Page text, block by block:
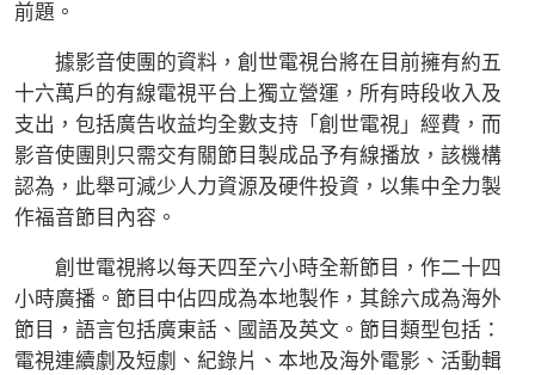
前題。
據影音使團的資料，創世電視台將在目前擁有約五
十六萬戶的有線電視平台上獨立營運，所有時段收入及
支出，包括廣告收益均全數支持「創世電視」經費，而
影音使團則只需交有關節目製成品予有線播放，該機構
認為，此舉可減少人力資源及硬件投資，以集中全力製
作福音節目內容。
創世電視將以每天四至六小時全新節目，作二十四
小時廣播。節目中佔四成為本地製作，其餘六成為海外
節目，語言包括廣東話、國語及英文。節目類型包括：
電視連續劇及短劇、紀錄片、本地及海外電影、活動輯